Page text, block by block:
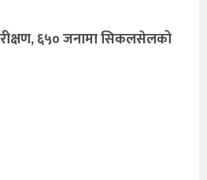
६५० जनामा सिकलसेलको